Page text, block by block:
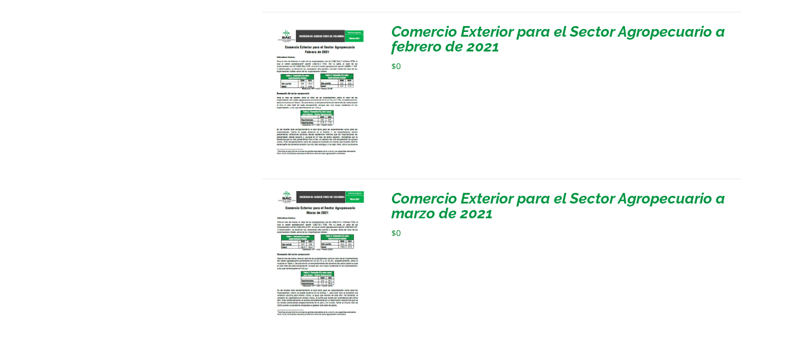
Comercio Exterior para el Sector Agropecuario a
febrero de 2021
$0
Comercio Exterior para el Sector Agropecuario a
marzo de 2021
$0